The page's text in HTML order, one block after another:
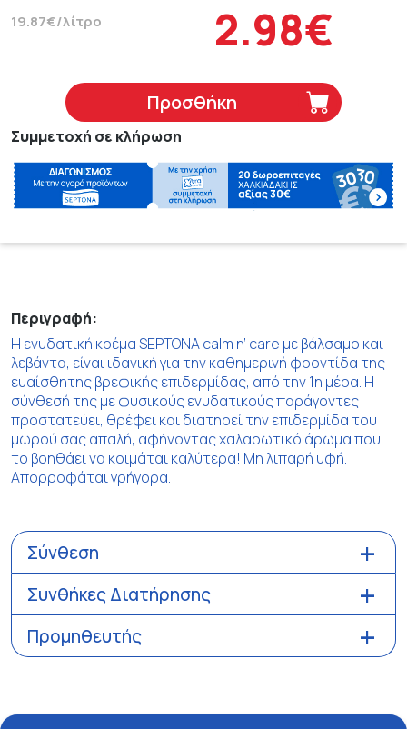
19.87€/λίτρο 2.98€
Προσθήκη
Συμμετοχή σε κλήρωση
Περιγραφή:
Η ενυδατική κρέμα SEPTONA calm n’ care με βάλσαμο και
λεβάντα, είναι ιδανική για την καθημερινή φροντίδα της
ευαίσθητης βρεφικής επιδερμίδας, από την 1η μέρα. Η
σύνθεσή της με φυσικούς ενυδατικούς παράγοντες
προστατεύει, θρέφει και διατηρεί την επιδερμίδα του
μωρού σας απαλή, αφήνοντας χαλαρωτικό άρωμα που
το βοηθάει να κοιμάται καλύτερα! Μη λιπαρή υφή.
Απορροφάται γρήγορα.
Σύνθεση
Συνθήκες Διατήρησης
Προμηθευτής